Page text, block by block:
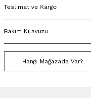
Teslimat ve Kargo
Bakım Kılavuzu
Hangi Mağazada Var?